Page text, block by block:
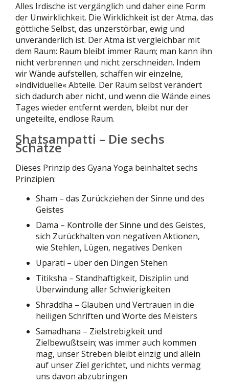
Alles Irdische ist vergänglich und daher eine Form
der Unwirklichkeit. Die Wirklichkeit ist der Atma, das
göttliche Selbst, das unzerstörbar, ewig und
unveränderlich ist. Der Atma ist vergleichbar mit
dem Raum: Raum bleibt immer Raum; man kann ihn
nicht verbrennen und nicht zerschneiden. Indem
wir Wände aufstellen, schaffen wir einzelne,
»individuelle« Abteile. Der Raum selbst verändert
sich dadurch aber nicht, und wenn die Wände eines
Tages wieder entfernt werden, bleibt nur der
ungeteilte, endlose Raum.
Shatsampatti – Die sechs
Schätze
Dieses Prinzip des Gyana Yoga beinhaltet sechs
Prinzipien:
Sham – das Zurückziehen der Sinne und des
Geistes
Dama – Kontrolle der Sinne und des Geistes,
sich Zurückhalten von negativen Aktionen,
wie Stehlen, Lügen, negatives Denken
Uparati – über den Dingen Stehen
Titiksha – Standhaftigkeit, Disziplin und
Überwindung aller Schwierigkeiten
Shraddha – Glauben und Vertrauen in die
heiligen Schriften und Worte des Meisters
Samadhana – Zielstrebigkeit und
Zielbewußtsein; was immer auch kommen
mag, unser Streben bleibt einzig und allein
auf unser Ziel gerichtet, und nichts vermag
uns davon abzubringen